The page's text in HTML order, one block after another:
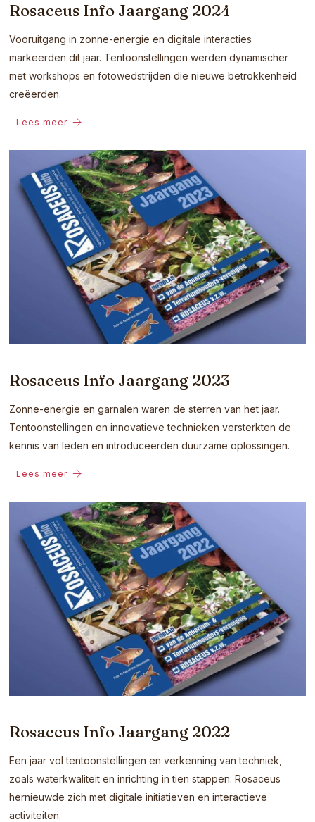
Rosaceus Info Jaargang 2024
Vooruitgang in zonne-energie en digitale interacties
markeerden dit jaar. Tentoonstellingen werden dynamischer
met workshops en fotowedstrijden die nieuwe betrokkenheid
creëerden.
Lees meer
Rosaceus Info Jaargang 2023
Zonne-energie en garnalen waren de sterren van het jaar.
Tentoonstellingen en innovatieve technieken versterkten de
kennis van leden en introduceerden duurzame oplossingen.
Lees meer
Rosaceus Info Jaargang 2022
Een jaar vol tentoonstellingen en verkenning van techniek,
zoals waterkwaliteit en inrichting in tien stappen. Rosaceus
hernieuwde zich met digitale initiatieven en interactieve
activiteiten.